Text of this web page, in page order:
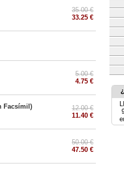
35.00 €
33.25 €
5.00 €
4.75 €
Facsímil)
12.00 €
11.40 €
50.00 €
47.50 €